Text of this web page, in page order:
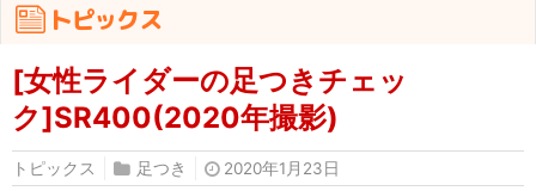
トピックス
[女性ライダーの足つきチェッ
ク]SR400(2020年撮影)
トピックス 足つき 2020年1月23日